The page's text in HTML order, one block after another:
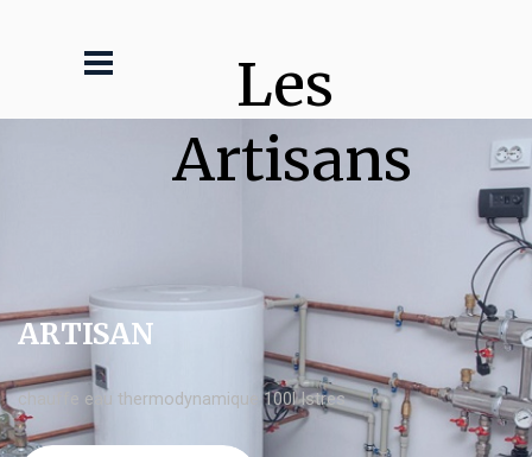
Les
Artisans
ARTISAN
chauffe eau thermodynamique 100l Istres